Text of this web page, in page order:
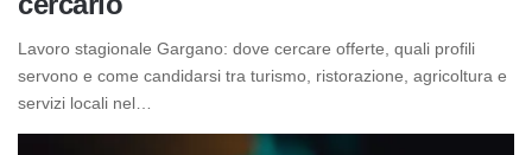
Lavoro stagionale Gargano: dove cercare offerte, quali profili
servono e come candidarsi tra turismo, ristorazione, agricoltura e
servizi locali nel…